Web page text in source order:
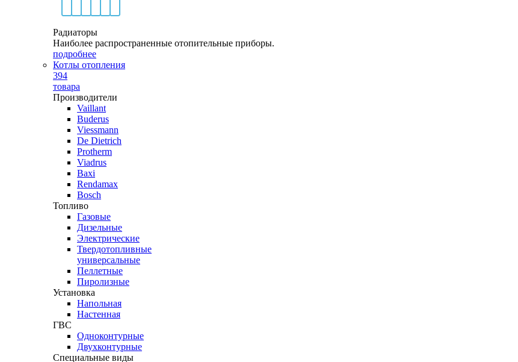
Радиаторы
Наиболее распространенные отопительные приборы.
подробнее
Котлы отопления
394
товара
Производители
Vaillant
Buderus
Viessmann
De Dietrich
Protherm
Viadrus
Baxi
Rendamax
Bosch
Топливо
Газовые
Дизельные
Электрические
Твердотопливные
универсальные
Пеллетные
Пиролизные
Установка
Напольная
Настенная
ГВС
Одноконтурные
Двухконтурные
Специальные виды